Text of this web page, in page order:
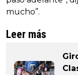
mucho”.
Leer más